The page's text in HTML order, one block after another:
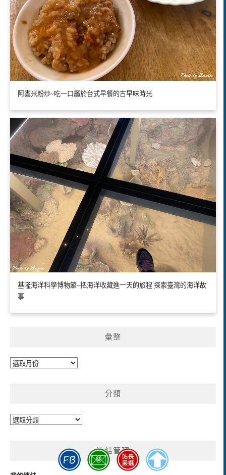
阿雲米粉炒~吃一口屬於台式早餐的古早味時光
基隆海洋科學博物館~把海洋收藏進一天的旅程 探索臺灣的海洋故
事
彙整
彙
分類
分
連結管理